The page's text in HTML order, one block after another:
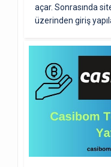
açar. Sonrasında
üzerinden giriş